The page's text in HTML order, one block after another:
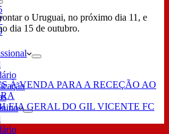
o Uruguai, no próximo dia 11, e
dia 15 de outubro.
À VENDA PARA A RECEÇÃO AO
GERAL DO GIL VICENTE FC